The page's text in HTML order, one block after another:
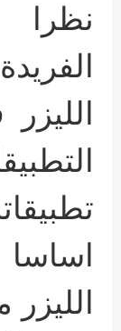
نظرا